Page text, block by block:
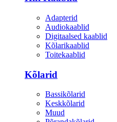
Adapterid
Audiokaablid
Digitaalsed kaablid
Kõlarikaablid
Toitekaablid
Kõlarid
Bassikõlarid
Keskkõlarid
Muud